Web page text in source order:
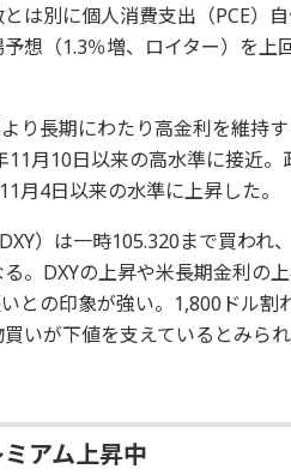
は別に個人消費支出（PCE）
想（1.3％増、ロイター）を
り長期にわたり高金利を維持
11月10日以来の高水準に接近
月4日以来の水準に上昇した。
）は一時105.320まで買われ
。DXYの上昇や米長期金利の
との印象が強い。1,800ドル
いが下値を支えているとみられ
アム上昇中